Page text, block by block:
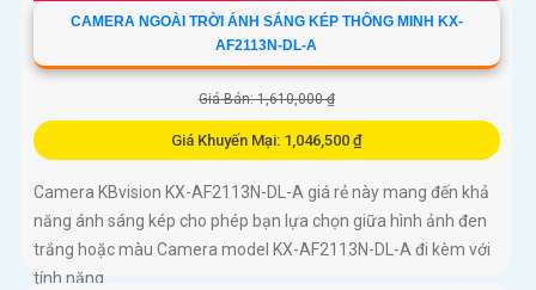
CAMERA NGOÀI TRỜI ÁNH SÁNG KÉP THÔNG MINH KX-
AF2113N-DL-A
Giá Bán: 1,610,000 ₫
Giá Khuyến Mại: 1,046,500 ₫
Camera KBvision KX-AF2113N-DL-A giá rẻ này mang đến khả
năng ánh sáng kép cho phép bạn lựa chọn giữa hình ảnh đen
trắng hoặc màu Camera model KX-AF2113N-DL-A đi kèm với
tính năng...